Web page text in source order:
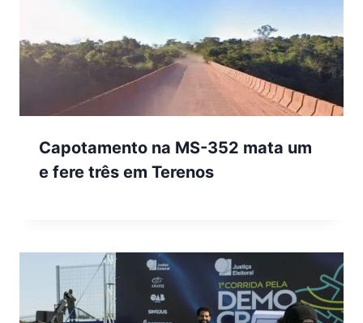
Capotamento na MS-352 mata um
e fere três em Terenos